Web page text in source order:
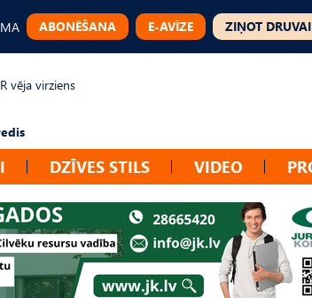
ABONĒŠANA E-AVĪZE ZIŅOT DRUVAI
vēja virziens
DZĪVES STILS VIDEO